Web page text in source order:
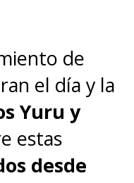
de
el día y la
Yuru y
estas
desde